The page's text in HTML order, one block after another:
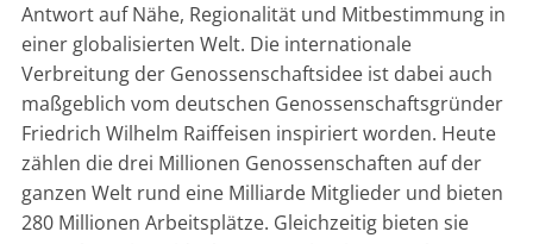
Antwort auf Nähe, Regionalität und Mitbestimmung in
einer globalisierten Welt. Die internationale
Verbreitung der Genossenschaftsidee ist dabei auch
maßgeblich vom deutschen Genossenschaftsgründer
Friedrich Wilhelm Raiffeisen inspiriert worden. Heute
zählen die drei Millionen Genossenschaften auf der
ganzen Welt rund eine Milliarde Mitglieder und bieten
280 Millionen Arbeitsplätze. Gleichzeitig bieten sie